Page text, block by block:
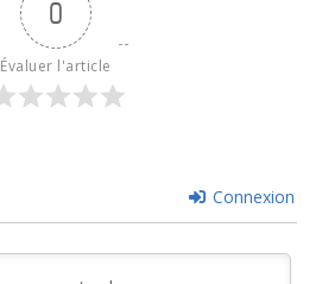
0
Évaluer l'article
Connexion